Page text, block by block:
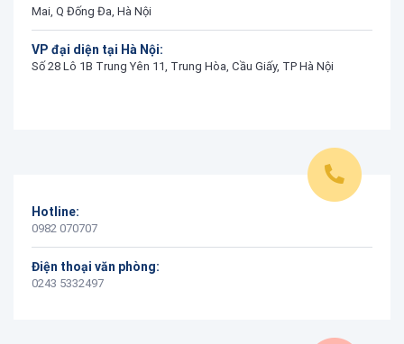
Mai, Q Đống Đa, Hà Nội
VP đại diện tại Hà Nội:
Số 28 Lô 1B Trung Yên 11, Trung Hòa, Cầu Giấy, TP Hà Nội
Hotline:
0982 070707
Điện thoại văn phòng:
0243 5332497